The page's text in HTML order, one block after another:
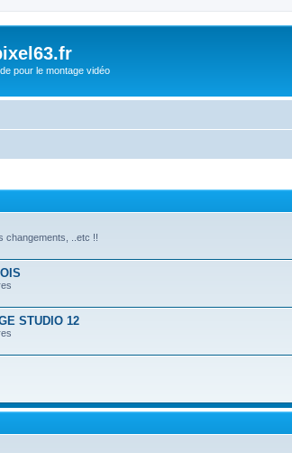
pour le montage vidéo
changements, ..etc !!
STUDIO 12